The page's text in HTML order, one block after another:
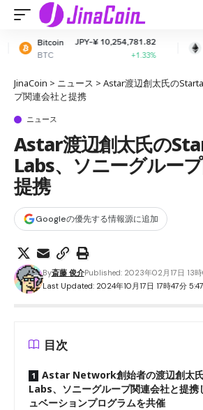
¥ 10,254,781.82
+1.33%
Ethereum
ETH
JPY-¥
JinaCoin > ニュース > Astar渡辺創太氏の
プ関連会社と提携
ニュース
Astar渡辺創太氏の
Labs、ソニーグルー
提携
Googleの優先する情報源に追加
Last Updated: 2024年10月17日 17時47分
By斎藤 俊介Published: 2023年02月17日 13
目次
Astar Network創始者の渡辺創太
Labs、ソニーグループ関連会社と提
ュベーションプログラムを共催